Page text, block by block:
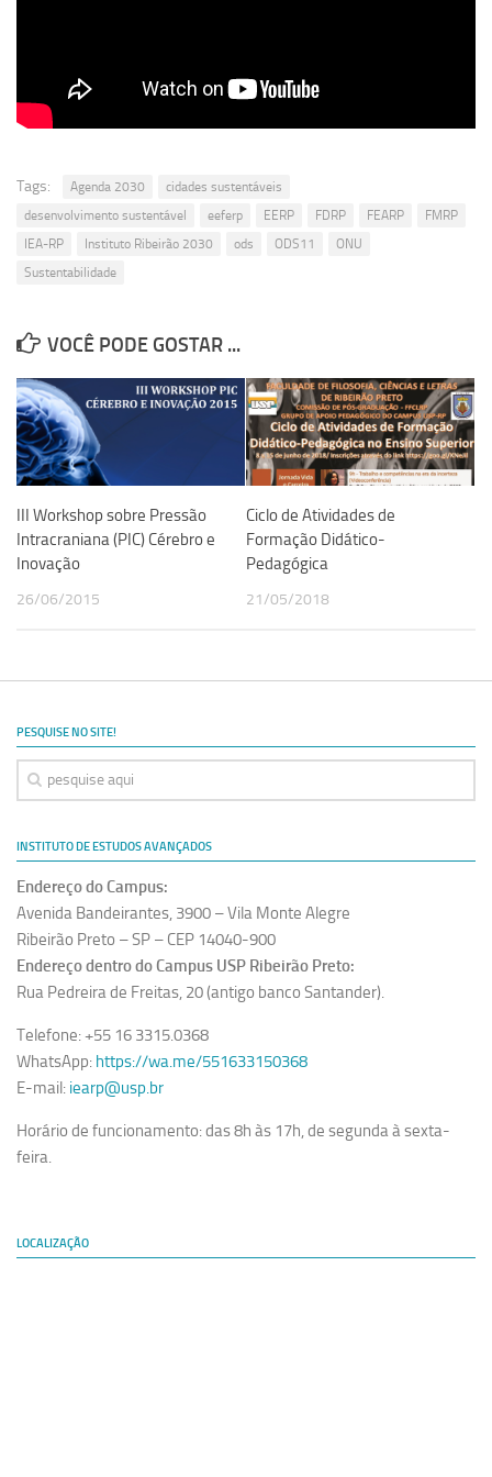
Contato
Tags: Agenda 2030
cidades sustentáveis
desenvolvimento sustentável
eeferp EERP FDRP FEARP
FMRP
IEA-RP
Instituto Ribeirão 2030 ods ODS11
ONU
Sustentabilidade
VOCÊ PODE GOSTAR ...
III Workshop sobre Pressão
Intracraniana (PIC) Cérebro e
Inovação
26/06/2015
Ciclo de Atividades de
Formação Didático-
Pedagógica
21/05/2018
PESQUISE NO SITE!
INSTITUTO DE ESTUDOS AVANÇADOS
Endereço do Campus:
Avenida Bandeirantes, 3900 – Vila Monte Alegre
Ribeirão Preto – SP – CEP 14040-900
Endereço dentro do Campus USP Ribeirão Preto:
Rua Pedreira de Freitas, 20 (antigo banco Santander).
Telefone: +55 16 3315.0368
WhatsApp: https://wa.me/551633150368
E-mail: iearp@usp.br
Horário de funcionamento: das 8h às 17h, de segunda à sexta-
feira.
LOCALIZAÇÃO